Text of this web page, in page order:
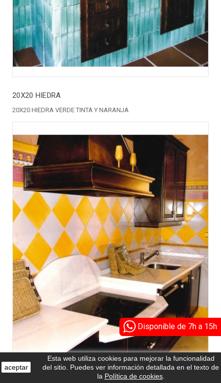
aceptar
Esta web utiliza cookies para mejorar la funcionalidad
del sitio. Puedes ver información detallada en el texto de
la Política de cookies.
Disponible de 7h a 15h
20X20 HIEDRA
20X20 HIEDRA VERDE TINTA Y NARANJA